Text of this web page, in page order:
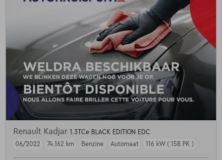
Renault Kadjar 1.3TCe BLACK EDITION EDC
06/2022
74.162 km Benzine Automaat 116 kW ( 158 PK )